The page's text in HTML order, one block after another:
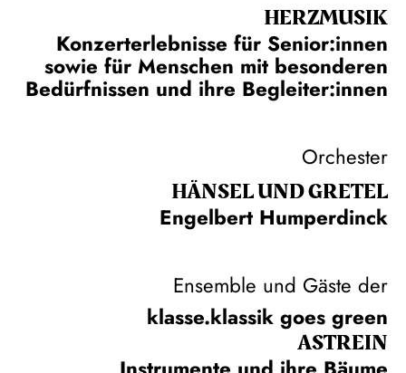
HERZ­MUSIK
Konzerterlebnisse für Senior:innen
sowie für Menschen mit besonderen
Bedürfnissen und ihre Begleiter:innen
Orchester
HÄNSEL UND GRETEL
Engelbert Humperdinck
Ensemble und Gäste der
klasse.klassik goes green
ASTREIN